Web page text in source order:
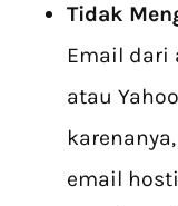
Tidak
Email dari
atau
email